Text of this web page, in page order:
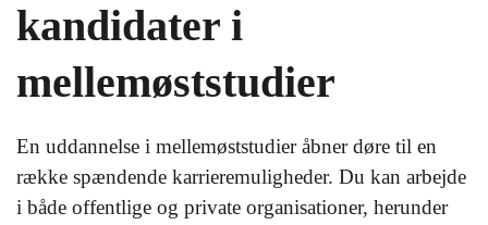
kandidater i
mellemøststudier
En uddannelse i mellemøststudier åbner døre til en
række spændende karrieremuligheder. Du kan arbejde
i både offentlige og private organisationer, herunder